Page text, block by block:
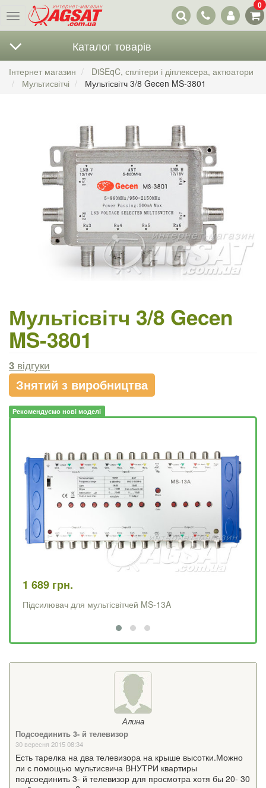
Меню
Наші
контакти
0
Каталог товарів
Інтернет магазин
DiSEqC, сплітери і діплексера, актюатори
Мультисвітчі
Мультісвітч 3/8 Gecen MS-3801
Мультісвітч 3/8 Gecen
MS-3801
3 відгуки
Знятий з виробництва
Рекомендуємо нові моделі
1 689 грн.
Підсилювач для мультісвітчей MS-13A
Алина
Подсоединить 3- й телевизор
30 вересня 2015 08:34
Есть тарелка на два телевизора на крыше высотки.Можно
ли с помощью мультисвича ВНУТРИ квартиры
подсоединить 3- й телевизор для просмотра хотя бы 20- 30